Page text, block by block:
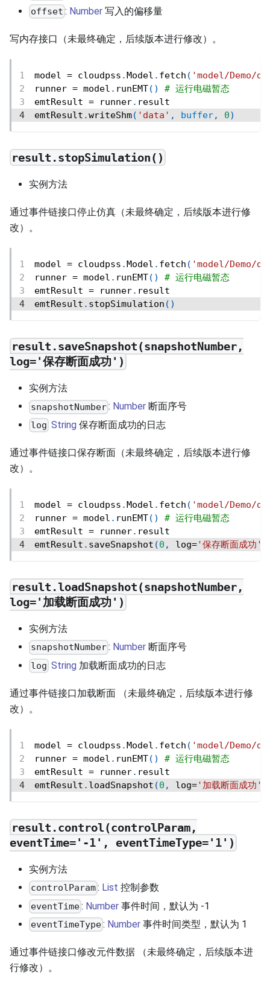
offset : Number 写入的偏移量
写内存接口（未最终确定，后续版本进行修改）。
model = cloudpss .Model . fetch ( 'model/Demo/
runner = model . runEMT( )
# 运行电磁暂态
emtResult = runner. result
emtResult .writeShm( 'data' , buffer, 0)
result.stopSimulation()
实例方法
通过事件链接口停止仿真（未最终确定，后续版本进行修
改）。
model = cloudpss .Model . fetch ( 'model/Demo/
runner = model . runEMT( )
# 运行电磁暂态
emtResult = runner. result
emtResult . stopSimulation ( )
result.saveSnapshot(snapshotNumber,
log='保存断面成功')
实例方法
snapshotNumber: Number 断面序号
log String 保存断面成功的日志
通过事件链接口保存断面（未最终确定，后续版本进行修
改）。
model = cloudpss .Model . fetch ( 'model/Demo/
runner = model . runEMT( )
# 运行电磁暂态
emtResult = runner. result
emtResult . saveSnapshot (0 , log='保存断面成功'
result.loadSnapshot(snapshotNumber,
log='加载断面成功')
实例方法
snapshotNumber: Number 断面序号
log String 加载断面成功的日志
通过事件链接口加载断面 （未最终确定，后续版本进行修
改）。
model = cloudpss .Model . fetch ( 'model/Demo/
runner = model . runEMT( )
# 运行电磁暂态
emtResult = runner. result
emtResult . loadSnapshot (0 , log='加载断面成功'
result.control(controlParam,
eventTime='-1', eventTimeType='1')
实例方法
controlParam: List 控制参数
eventTime: Number 事件时间，默认为 -1
eventTimeType: Number 事件时间类型，默认为 1
通过事件链接口修改元件数据 （未最终确定，后续版本进
行修改）。